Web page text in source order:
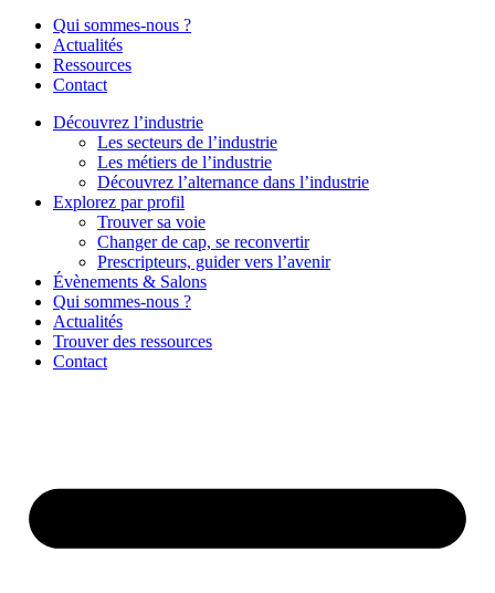
Qui sommes-nous ?
Actualités
Ressources
Contact
Découvrez l’industrie
Les secteurs de l’industrie
Les métiers de l’industrie
Découvrez l’alternance dans l’industrie
Explorez par profil
Trouver sa voie
Changer de cap, se reconvertir
Prescripteurs, guider vers l’avenir
Évènements & Salons
Qui sommes-nous ?
Actualités
Trouver des ressources
Contact